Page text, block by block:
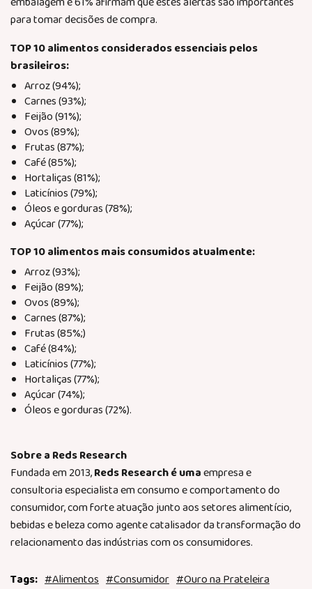
para tomar decisões de compra.
TOP 10 alimentos considerados essenciais pelos
brasileiros:
Arroz (94%);
Carnes (93%);
Feijão (91%);
Ovos (89%);
Frutas (87%);
Café (85%);
Hortaliças (81%);
Laticínios (79%);
Óleos e gorduras (78%);
Açúcar (77%);
TOP 10 alimentos mais consumidos atualmente:
Arroz (93%);
Feijão (89%);
Ovos (89%);
Carnes (87%);
Frutas (85%;)
Café (84%);
Laticínios (77%);
Hortaliças (77%);
Açúcar (74%);
Óleos e gorduras (72%).
Sobre a Reds Research
Fundada em 2013,Reds Research é umaempresa e
consultoria especialista em consumo e comportamento do
consumidor, com forte atuação junto aos setores alimentício,
bebidas e beleza como agente catalisador da transformação do
relacionamento das indústrias com os consumidores.
#Alimentos #Consumidor #Ouro na Prateleira